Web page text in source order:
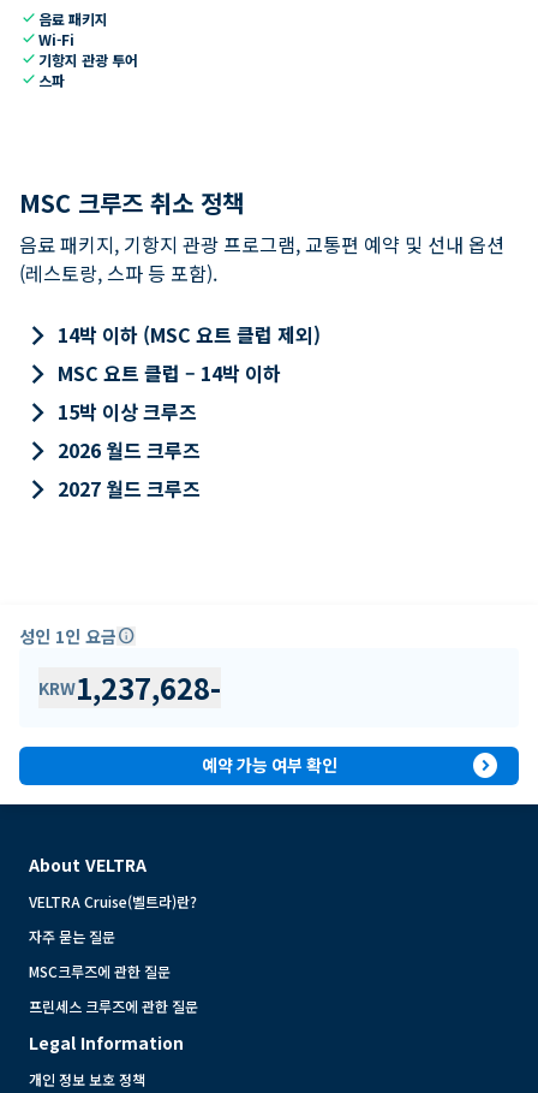
check 음료 패키지
checkWi-Fi
check 기항지 관광 투어
check 스파
MSC 크루즈 취소 정책
음료 패키지, 기항지 관광 프로그램, 교통편 예약 및 선내 옵션
(레스토랑, 스파 등 포함).
keyboard_arrow_right 14박 이하 (MSC 요트 클럽 제외)
keyboard_arrow_right MSC 요트 클럽 – 14박 이하
keyboard_arrow_right 15박 이상 크루즈
keyboard_arrow_right 2026 월드 크루즈
keyboard_arrow_right 2027 월드 크루즈
성인 1인 요금info
KRW1,237,628-
예약 가능 여부 확인 expand_circle_right
About VELTRA
VELTRA Cruise(벨트라)란?
자주 묻는 질문
MSC크루즈에 관한 질문
프린세스 크루즈에 관한 질문
Legal Information
개인 정보 보호 정책